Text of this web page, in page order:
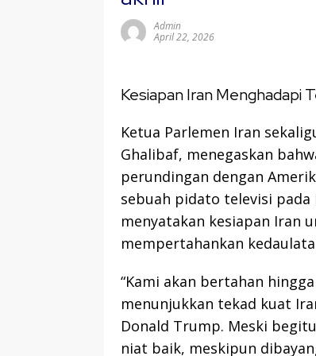
Admin
April 22, 2026
Kesiapan Iran Menghadapi
Ketua Parlemen Iran
Ghalibaf, menegaskan
perundingan dengan
sebuah pidato televisi
menyatakan kesiapan Iran
mempertahankan
“Kami akan bertahan
menunjukkan tekad kuat
Donald Trump. Meski
niat baik, meskipun